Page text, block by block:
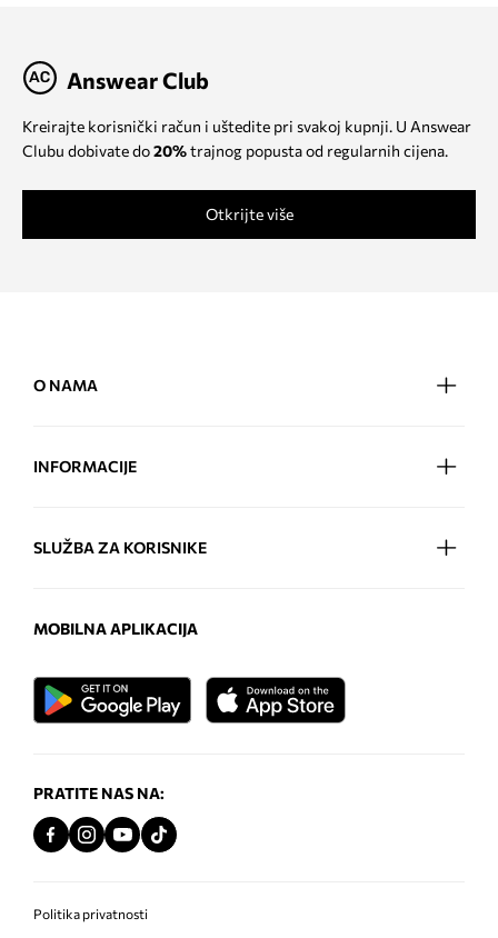
Answear Club
Kreirajte korisnički račun i uštedite pri svakoj kupnji. U Answear
Clubu dobivate do20%trajnog popusta od regularnih cijena.
Otkrijte više
O NAMA
INFORMACIJE
SLUŽBA ZA KORISNIKE
MOBILNA APLIKACIJA
PRATITE NAS NA:
Politika privatnosti